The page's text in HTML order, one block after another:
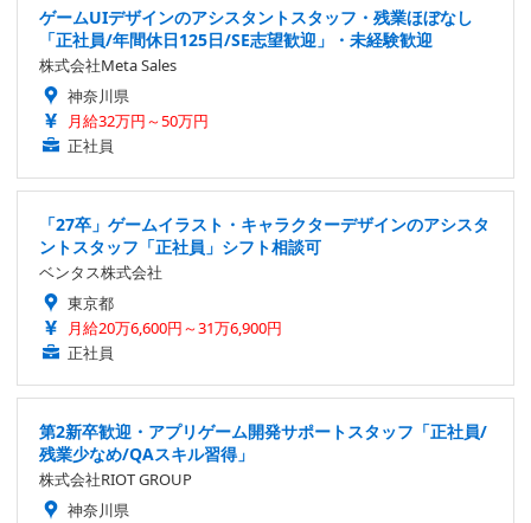
ゲームUIデザインのアシスタントスタッフ・残業ほぼなし
「正社員/年間休日125日/SE志望歓迎」・未経験歓迎
株式会社Meta Sales
神奈川県
月給32万円～50万円
正社員
「27卒」ゲームイラスト・キャラクターデザインのアシスタ
ントスタッフ「正社員」シフト相談可
ベンタス株式会社
東京都
月給20万6,600円～31万6,900円
正社員
第2新卒歓迎・アプリゲーム開発サポートスタッフ「正社員/
残業少なめ/QAスキル習得」
株式会社RIOT GROUP
神奈川県